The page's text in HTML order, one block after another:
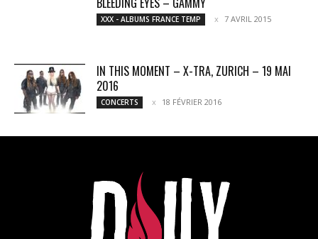
XXX - ALBUMS FRANCE TEMP 7 AVRIL 2015
IN THIS MOMENT – X-TRA, ZURICH – 19 MAI
2016
CONCERTS 18 FÉVRIER 2016